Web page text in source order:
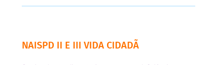
NAISPD II E III VIDA CIDADÃ